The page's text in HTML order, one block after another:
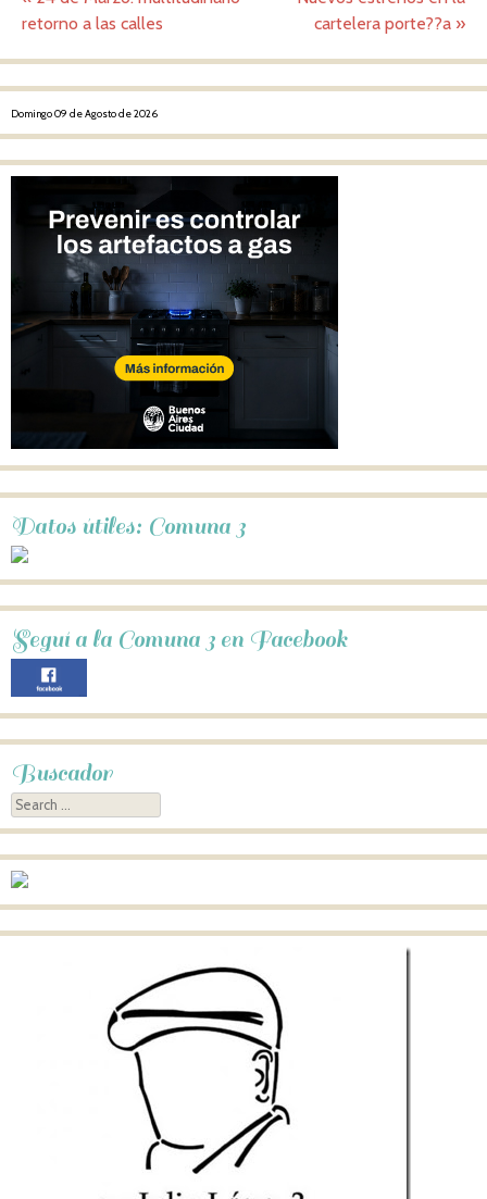
Post navigation
retorno a las calles
cartelera porte??a »
Domingo 09 de Agosto de 2026
Datos útiles: Comuna 3
Seguí a la Comuna 3 en Facebook
Buscador
Search